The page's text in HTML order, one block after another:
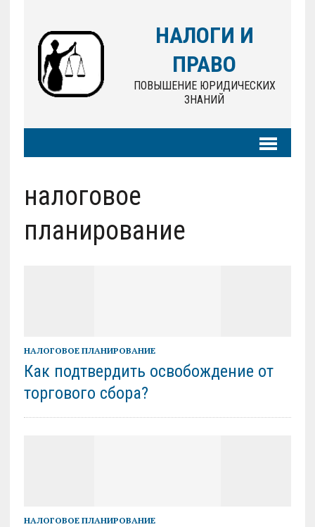
НАЛОГИ И
ПРАВО
ПОВЫШЕНИЕ ЮРИДИЧЕСКИХ
ЗНАНИЙ
налоговое
планирование
НАЛОГОВОЕ ПЛАНИРОВАНИЕ
Как подтвердить освобождение от
торгового сбора?
НАЛОГОВОЕ ПЛАНИРОВАНИЕ